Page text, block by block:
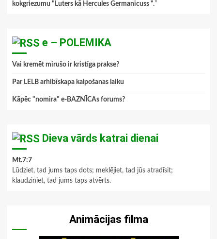
kokgriezumu "Luters kā Hercules Germanicuss ".”
e – POLEMIKA
Vai kremēt mirušo ir kristīga prakse?
Par LELB arhibīskapa kalpošanas laiku
Kāpēc "nomira" e-BAZNĪCAs forums?
Dieva vārds katrai dienai
Mt.7:7
Lūdziet, tad jums taps dots; meklējiet, tad jūs atradīsit;
klaudziniet, tad jums taps atvērts.
Animācijas filma